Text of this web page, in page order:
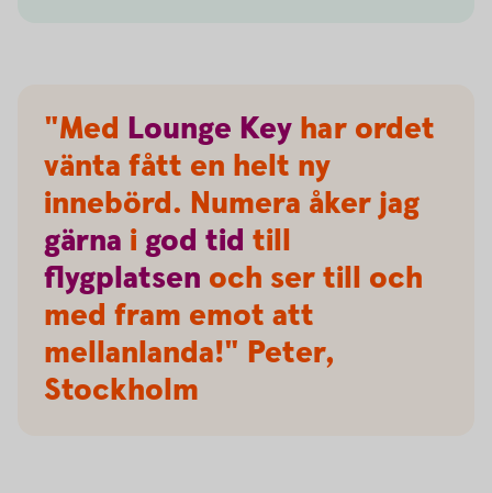
"Med Lounge Key har ordet
vänta fått en helt ny
innebörd. Numera åker jag
gärna igod tid till
flygplatsen och ser till och
med fram emot att
mellanlanda!" Peter,
Stockholm